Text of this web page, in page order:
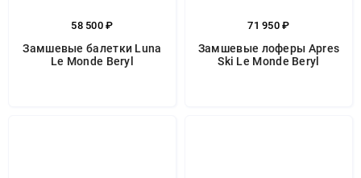
58 500 ₽
Замшевые балетки Luna
Le Monde Beryl
71 950 ₽
Замшевые лоферы Apres
Ski Le Monde Beryl